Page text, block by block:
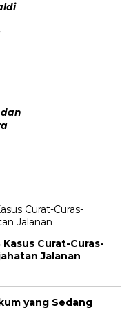
Curat-Curas-
Jalanan
yang Sedang